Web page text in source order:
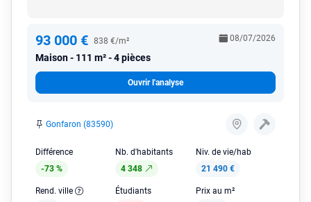
93 000 € 838 €/m²
Maison 111 m² - 4 pièces
08/07/2026
Ouvrir l'analyse
Gonfaron (83590)
Différence
-73 %
Nb. d'habitants
4 348
Niv. de vie/hab
21 490 €
Rend. ville
Étudiants
Prix au m²